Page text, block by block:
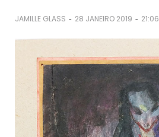
JAMILLE GLASS - 28 JANEIRO 2019 - 21:06